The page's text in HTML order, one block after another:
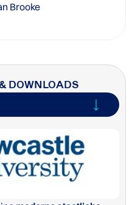
Brooke
DOWNLOADS